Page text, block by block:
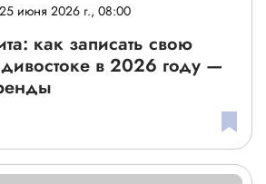
25 июня 2026 г., 08:00
как записать свою
в 2026 году —